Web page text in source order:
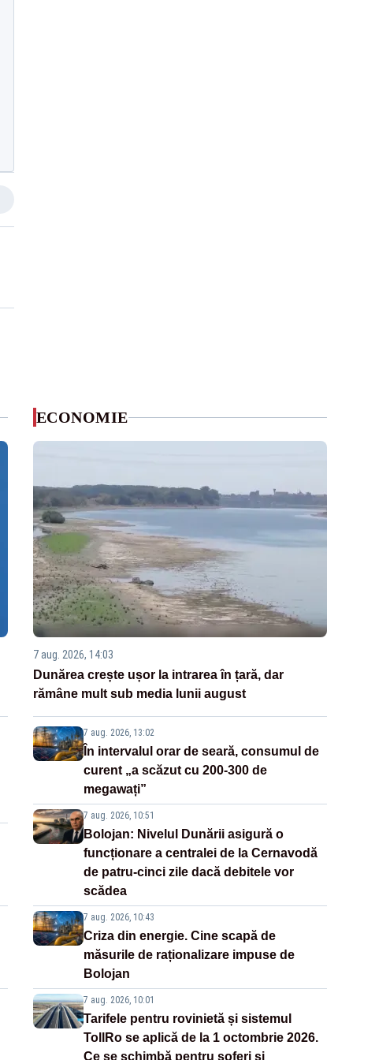
ECONOMIE
7 aug. 2026, 14:03
Dunărea crește ușor la intrarea în țară, dar
rămâne mult sub media lunii august
7 aug. 2026, 13:02
În intervalul orar de seară, consumul de
curent „a scăzut cu 200-300 de
megawați”
7 aug. 2026, 10:51
Bolojan: Nivelul Dunării asigură o
funcționare a centralei de la Cernavodă
de patru-cinci zile dacă debitele vor
scădea
7 aug. 2026, 10:43
Criza din energie. Cine scapă de
măsurile de raționalizare impuse de
Bolojan
7 aug. 2026, 10:01
Tarifele pentru rovinietă și sistemul
TollRo se aplică de la 1 octombrie 2026.
Ce se schimbă pentru șoferi și